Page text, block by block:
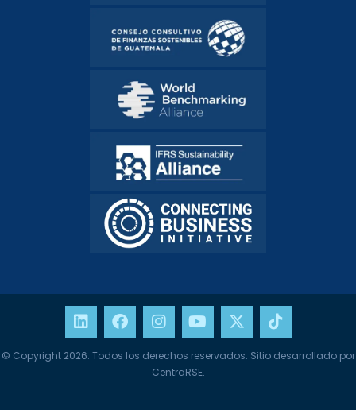
© Copyright 2026. Todos los derechos reservados. Sitio desarrollado por
CentraRSE.